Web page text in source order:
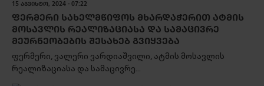
15 ᲐᲒᲕᲘᲡᲢᲝ, 2024 - 07:22
ᲤᲔᲠᲛᲔᲠᲘ ᲡᲐᲮᲔᲚᲛᲬᲘᲤᲝᲡ ᲛᲮᲐᲠᲓᲐᲭᲔᲠᲘᲗ ᲐᲢᲛᲘᲡ
ᲛᲝᲡᲐᲕᲚᲘᲡ ᲠᲔᲐᲚᲘᲖᲐᲪᲘᲐᲡᲐ ᲓᲐ ᲡᲐᲛᲐᲪᲘᲕᲠᲔ
ᲛᲔᲣᲠᲜᲔᲝᲑᲔᲑᲘᲡ ᲨᲔᲡᲐᲮᲔᲑ ᲒᲕᲘᲧᲕᲔᲑᲐ
ფერმერი, ვალერი ვარდიაშვილი, ატმის მოსავლის
რეალიზაციასა და სამაცივრე...